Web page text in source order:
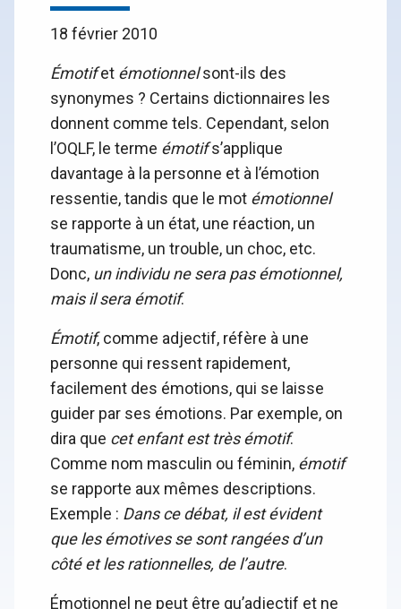
18 février 2010
Émotifet émotionnelsont-ils des
synonymes ? Certains dictionnaires les
donnent comme tels. Cependant, selon
l’OQLF, le terme émotifs’applique
davantage à la personne et à l’émotion
ressentie, tandis que le mot émotionnel
se rapporte à un état, une réaction, un
traumatisme, un trouble, un choc, etc.
Donc, un individu ne sera pas émotionnel,
mais il sera émotif.
Émotif, comme adjectif, réfère à une
personne qui ressent rapidement,
facilement des émotions, qui se laisse
guider par ses émotions. Par exemple, on
dira que cet enfant est très émotif.
Comme nom masculin ou féminin, émotif
se rapporte aux mêmes descriptions.
Exemple : Dans ce débat, il est évident
que les émotives se sont rangées d’un
côté et les rationnelles, de l’autre.
Émotionnel ne peut être qu’adjectif et ne